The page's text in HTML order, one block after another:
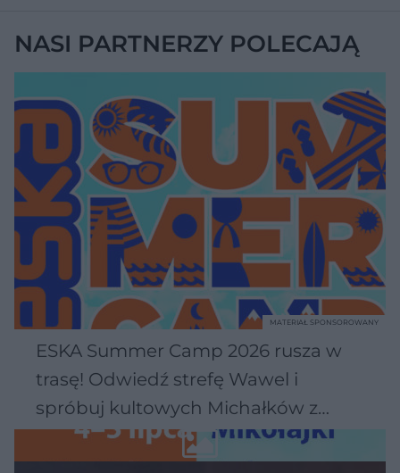
NASI PARTNERZY POLECAJĄ
ESKA Summer Camp 2026 rusza w
trasę! Odwiedź strefę Wawel i
spróbuj kultowych Michałków z
Wawelu
MATERIAŁ SPONSOROWANY